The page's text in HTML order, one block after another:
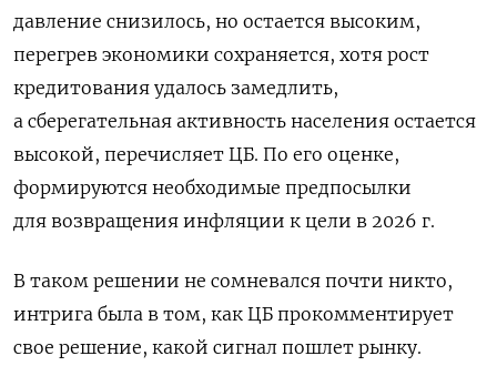
давление снизилось, но остается высоким,
перегрев экономики сохраняется, хотя рост
кредитования удалось замедлить,
а сберегательная активность населения остается
высокой, перечисляет ЦБ. По его оценке,
формируются необходимые предпосылки
для возвращения инфляции к цели в 2026 г.
В таком решении не сомневался почти никто,
интрига была в том, как ЦБ прокомментирует
свое решение, какой сигнал пошлет рынку.